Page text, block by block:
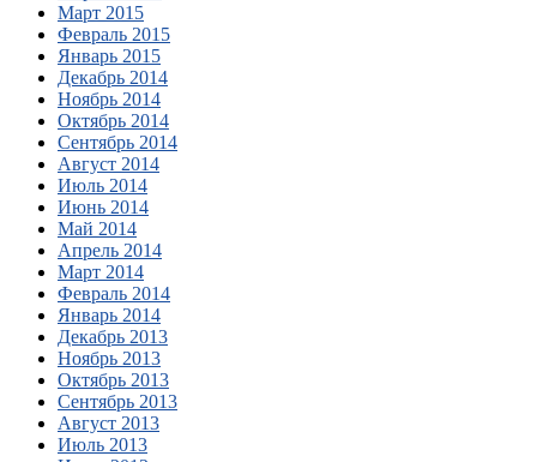
Март 2015
Февраль 2015
Январь 2015
Декабрь 2014
Ноябрь 2014
Октябрь 2014
Сентябрь 2014
Август 2014
Июль 2014
Июнь 2014
Май 2014
Апрель 2014
Март 2014
Февраль 2014
Январь 2014
Декабрь 2013
Ноябрь 2013
Октябрь 2013
Сентябрь 2013
Август 2013
Июль 2013